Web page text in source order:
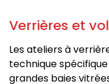
Verrières et
Les ateliers à
technique
grandes baies